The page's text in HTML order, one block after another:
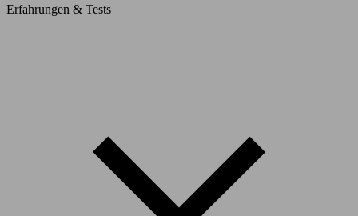
Erfahrungen & Tests